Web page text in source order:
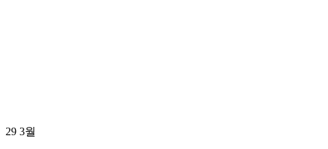
29 3월